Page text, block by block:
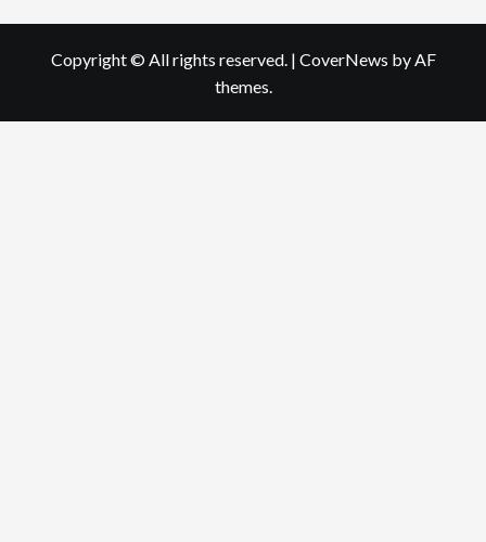
Copyright © All rights reserved. | CoverNews by AF
themes.